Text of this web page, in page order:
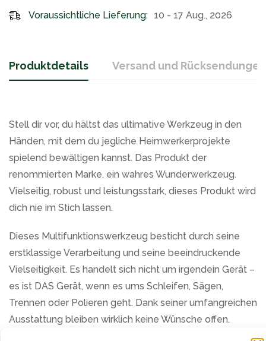
Voraussichtliche Lieferung: 10 - 17 Aug., 2026
Produktdetails Versand und Rücksendungen
Stell dir vor, du hältst das ultimative Werkzeug in den
Händen, mit dem du jegliche Heimwerkerprojekte
spielend bewältigen kannst. Das Produkt der
renommierten Marke, ein wahres Wunderwerkzeug.
Vielseitig, robust und leistungsstark, dieses Produkt wird
dich nie im Stich lassen.
Dieses Multifunktionswerkzeug besticht durch seine
erstklassige Verarbeitung und seine beeindruckende
Vielseitigkeit. Es handelt sich nicht um irgendein Gerät –
es ist DAS Gerät, wenn es ums Schleifen, Sägen,
Trennen oder Polieren geht. Dank seiner umfangreichen
Ausstattung bleiben wirklich keine Wünsche offen.